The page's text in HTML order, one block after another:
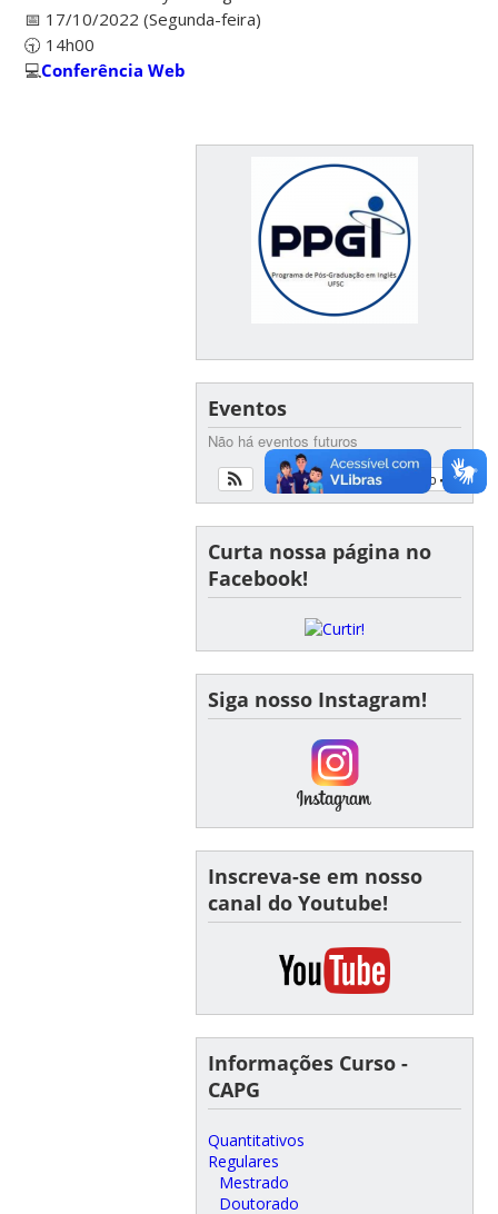
📅 17/10/2022 (Segunda-feira)
🕤 14h00
💻Conferência Web
Eventos
Não há eventos futuros
Ver calendário
Curta nossa página no
Facebook!
Siga nosso Instagram!
Inscreva-se em nosso
canal do Youtube!
Informações Curso -
CAPG
Quantitativos
Regulares
Mestrado
Doutorado